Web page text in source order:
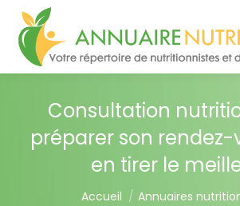
Consultation
préparer son rendez-
en tirer le
You are here:Accueil
Annuaires